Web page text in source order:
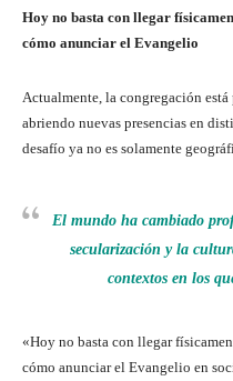
Hoy no basta con llegar
cómo anunciar el Evangelio
Actualmente, la congregación
abriendo nuevas presencias en
desafío ya no es solamente
El mundo ha cambiado
secularización y la
contextos en los
«Hoy no basta con llegar
cómo anunciar el Evangelio en